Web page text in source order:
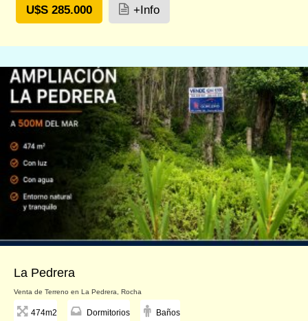
U$S 285.000 +Info
La Pedrera
Venta de Terreno en La Pedrera, Rocha
474m2 Dormitorios Baños